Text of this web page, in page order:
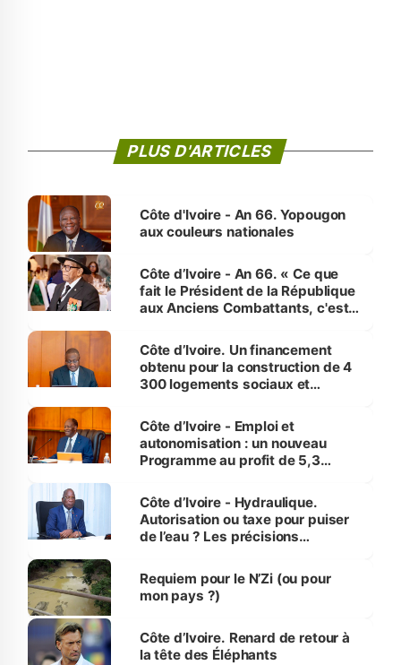
PLUS D'ARTICLES
Côte d'Ivoire - An 66. Yopougon
aux couleurs nationales
Côte d’Ivoire - An 66. « Ce que
fait le Président de la République
aux Anciens Combattants, c'est
Côte d’Ivoire. Un financement
obtenu pour la construction de 4
300 logements sociaux et
et Yamoussoukro
Côte d’Ivoire - Emploi et
autonomisation : un nouveau
Programme au profit de 5,3
Côte d’Ivoire - Hydraulique.
Autorisation ou taxe pour puiser
de l’eau ? Les précisions
Requiem pour le N’Zi (ou pour
mon pays ?)
Côte d’Ivoire. Renard de retour à
la tête des Éléphants